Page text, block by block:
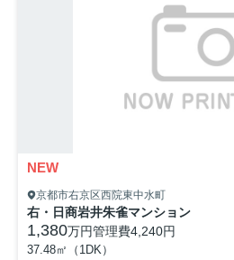
NEW
京都市右京区西院東中水町
右・日商岩井朱雀マンション
1,380万円管理費4,240円
37.48㎡（1DK）